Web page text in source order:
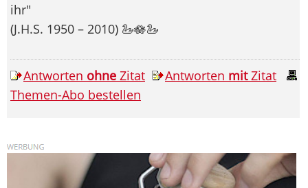
ihr"
(J.H.S. 1950 – 2010) 🦢🪷🦢
Antworten ohne Zitat Antworten mitZitat
Themen-Abo bestellen